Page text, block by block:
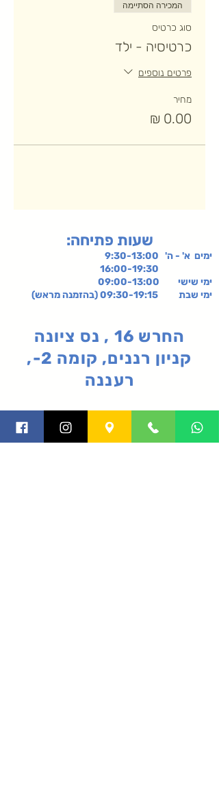
המכירה הסתיימה
סוג כרטיס
כרטיסיה - ילד
פרטים נוספים
מחיר
:שעות פתיחה
ימים א' - ה' 9:30-13:00
ימי שישי 09:00-13:00
ימי שבת 09:30-19:15 (בהזמנה מראש)
החרש 16 , נס ציונה
קניון רננים, קומה 2-,
רעננה